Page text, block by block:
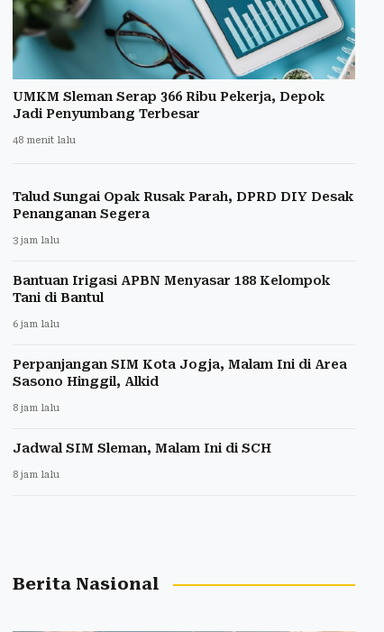
UMKM Sleman Serap 366 Ribu Pekerja, Depok
Jadi Penyumbang Terbesar
48 menit lalu
Talud Sungai Opak Rusak Parah, DPRD DIY Desak
Penanganan Segera
3 jam lalu
Bantuan Irigasi APBN Menyasar 188 Kelompok
Tani di Bantul
6 jam lalu
Perpanjangan SIM Kota Jogja, Malam Ini di Area
Sasono Hinggil, Alkid
8 jam lalu
Jadwal SIM Sleman, Malam Ini di SCH
8 jam lalu
Berita Nasional